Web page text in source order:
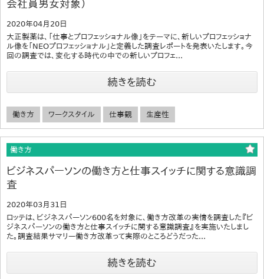
会社員男女対象）
2020年04月20日
大正製薬は、「仕事とプロフェッショナル像」をテーマに、新しいプロフェッショナ
ル像を「NEOプロフェッショナル」と定義した調査レポートを発表いたします。今
回の調査では、変化する時代の中での新しいプロフェ...
続きを読む
働き方 ワークスタイル 仕事観 生産性
働き方
ビジネスパーソンの働き方と仕事スイッチに関する意識調
査
2020年03月31日
ロッテは、ビジネスパーソン600名を対象に、働き方改革の実情を調査した『ビ
ジネスパーソンの働き方と仕事スイッチに関する意識調査』を実施いたしまし
た。調査結果サマリー働き方改革って実際のところどうだった...
続きを読む